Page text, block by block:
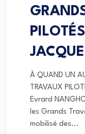
À QUAND UN
TRAVAUX
Evrard
les Grands
mobilisé des...